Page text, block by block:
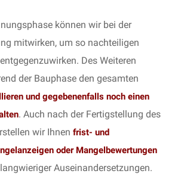
können wir bei der
mitwirken, um so nachteiligen
Des Weiteren
der Bauphase den gesamten
und gegebenenfalls noch einen
. Auch nach der Fertigstellung des
wir Ihnen frist- und
oder Mangelbewertungen
Auseinandersetzungen.